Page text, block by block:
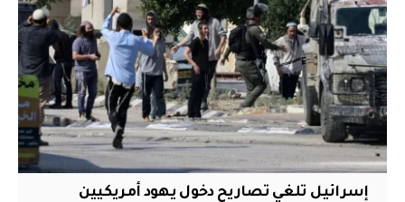
إسرائيل تلغي تصاريح دخول يهود أمريكيين